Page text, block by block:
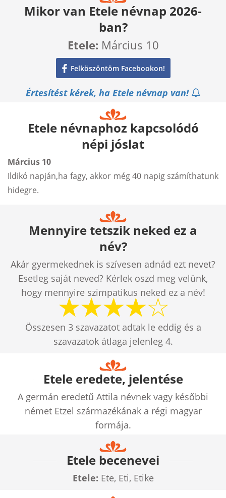
Mikor van Etele névnap 2026-
ban?
Etele: Március 10
Felköszöntöm Facebookon!
Értesítést kérek, ha Etele névnap van!
Etele névnaphoz kapcsolódó
népi jóslat
Március 10
Ildikó napján,ha fagy, akkor még 40 napig számíthatunk
hidegre.
Mennyire tetszik neked ez a
név?
Akár gyermekednek is szívesen adnád ezt nevet?
Esetleg saját neved? Kérlek oszd meg velünk,
hogy mennyire szimpatikus neked ez a név!
Összesen 3szavazatot adtak le eddig és a
szavazatok átlaga jelenleg 4.
Etele eredete, jelentése
A germán eredetű Attila névnek vagy későbbi
német Etzel származékának a régi magyar
formája.
Etele becenevei
Etele: Ete, Eti, Etike